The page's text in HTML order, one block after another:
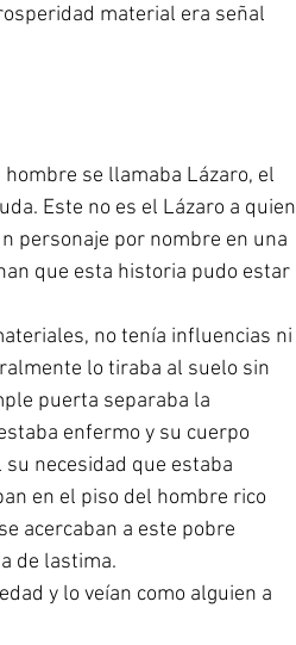
material era señal
se llamaba Lázaro, el
Este no es el Lázaro a quien
personaje por nombre en una
que esta historia pudo estar
no tenía influencias ni
lo tiraba al suelo sin
puerta separaba la
enfermo y su cuerpo
necesidad que estaba
en el piso del hombre rico
acercaban a este pobre
de lastima.
y lo veían como alguien a